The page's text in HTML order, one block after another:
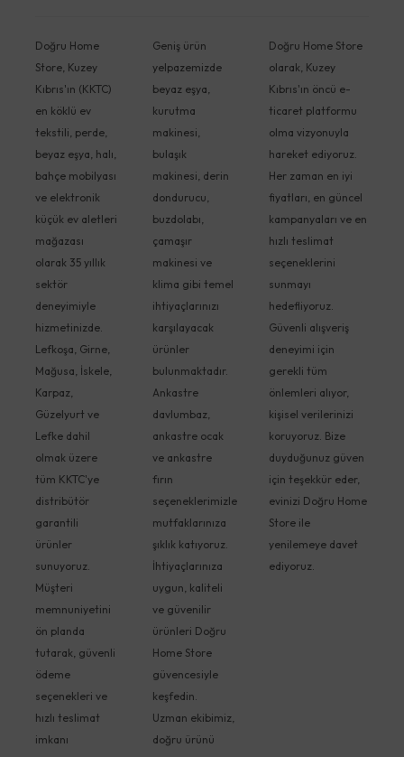
Doğru Home
Store, Kuzey
Kıbrıs'ın (KKTC)
en köklü ev
tekstili, perde,
beyaz eşya, halı,
bahçe mobilyası
ve elektronik
küçük ev aletleri
mağazası
olarak 35 yıllık
sektör
deneyimiyle
hizmetinizde.
Lefkoşa, Girne,
Mağusa, İskele,
Karpaz,
Güzelyurt ve
Lefke dahil
olmak üzere
tüm KKTC'ye
distribütör
garantili
ürünler
sunuyoruz.
Müşteri
memnuniyetini
ön planda
tutarak, güvenli
ödeme
seçenekleri ve
hızlı teslimat
imkanı
Geniş ürün
yelpazemizde
beyaz eşya,
kurutma
makinesi,
bulaşık
makinesi, derin
dondurucu,
buzdolabı,
çamaşır
makinesi ve
klima gibi temel
ihtiyaçlarınızı
karşılayacak
ürünler
bulunmaktadır.
Ankastre
davlumbaz,
ankastre ocak
ve ankastre
fırın
seçeneklerimizle
mutfaklarınıza
şıklık katıyoruz.
İhtiyaçlarınıza
uygun, kaliteli
ve güvenilir
ürünleri Doğru
Home Store
güvencesiyle
keşfedin.
Uzman ekibimiz,
doğru ürünü
Doğru Home Store
olarak, Kuzey
Kıbrıs'ın öncü e-
ticaret platformu
olma vizyonuyla
hareket ediyoruz.
Her zaman en iyi
fiyatları, en güncel
kampanyaları ve en
hızlı teslimat
seçeneklerini
sunmayı
hedefliyoruz.
Güvenli alışveriş
deneyimi için
gerekli tüm
önlemleri alıyor,
kişisel verilerinizi
koruyoruz. Bize
duyduğunuz güven
için teşekkür eder,
evinizi Doğru Home
Store ile
yenilemeye davet
ediyoruz.